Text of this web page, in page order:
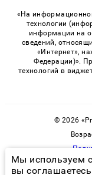
«На
технологии
информации на
сведений,
«Интернет»,
Федерации)».
технологий в
© 2026
Мы используем
вы